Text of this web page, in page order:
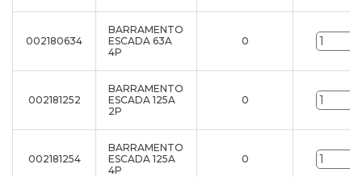
002180634
BARRAMENTO
ESCADA 63A
4P
0
002181252
BARRAMENTO
ESCADA 125A
2P
0
002181254
BARRAMENTO
ESCADA 125A
4P
0